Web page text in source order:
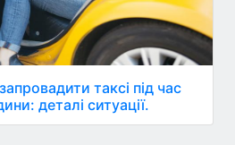
таксі під час
деталі ситуації.